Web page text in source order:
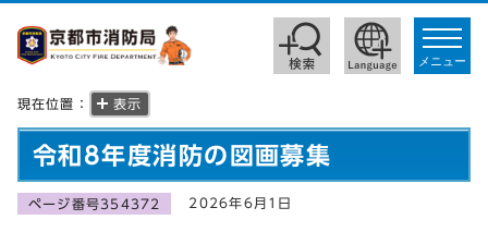
toggle
メニュー
現在位置： 表示
令和8年度消防の図画募集
ページ番号354372 2026年6月1日